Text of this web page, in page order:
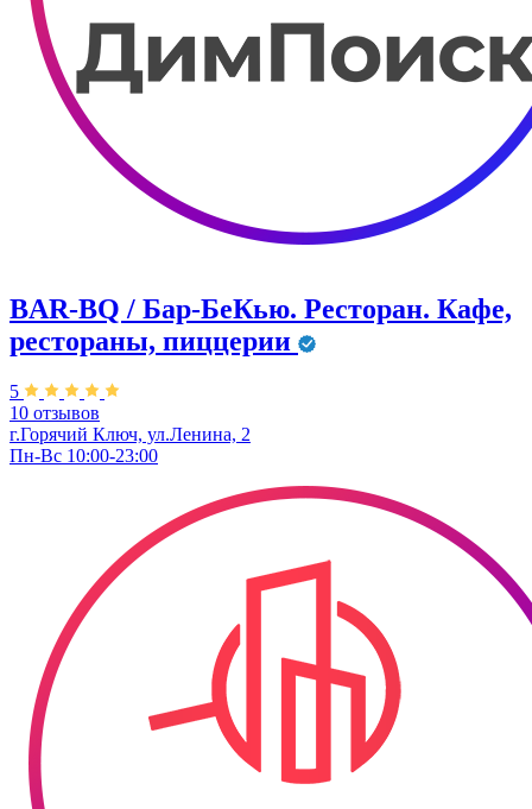
BAR-BQ / Бар-БеКью. Ресторан. Кафе,
рестораны, пиццерии
5
10 отзывов
г.Горячий Ключ, ул.Ленина, 2
Пн-Вс 10:00-23:00